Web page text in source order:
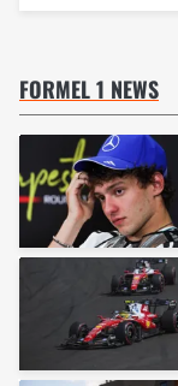
FORMEL 1 NEWS